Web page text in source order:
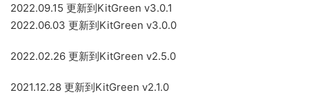
2022.09.15 更新到KitGreen v3.0.1
2022.06.03 更新到KitGreen v3.0.0
2022.02.26 更新到KitGreen v2.5.0
2021.12.28 更新到KitGreen v2.1.0